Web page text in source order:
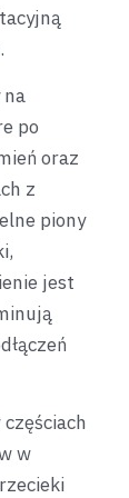
na
po
oraz
z
piony
jest
w